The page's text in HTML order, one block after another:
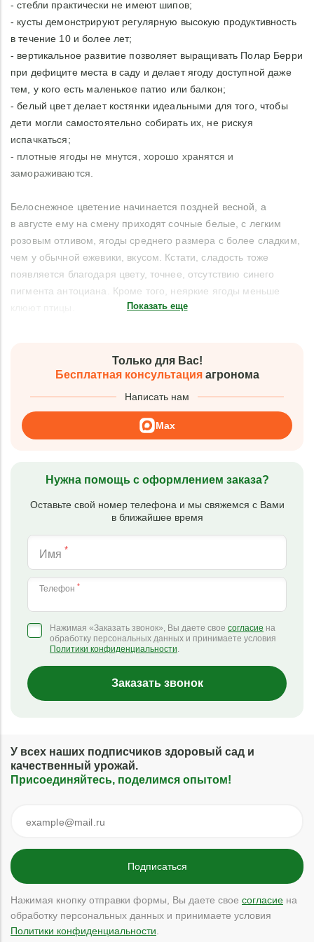
- стебли практически не имеют шипов;
- кусты демонстрируют регулярную высокую продуктивность
в течение 10 и более лет;
- вертикальное развитие позволяет выращивать Полар Берри
при дефиците места в саду и делает ягоду доступной даже
тем, у кого есть маленькое патио или балкон;
- белый цвет делает костянки идеальными для того, чтобы
дети могли самостоятельно собирать их, не рискуя
испачкаться;
- плотные ягоды не мнутся, хорошо хранятся и
замораживаются.
Белоснежное цветение начинается поздней весной, а
в августе ему на смену приходят сочные белые, с легким
розовым отливом, ягоды среднего размера с более сладким,
чем у обычной ежевики, вкусом. Кстати, сладость тоже
появляется благодаря цвету, точнее, отсутствию синего
пигмента антоциана. Кроме того, неяркие ягоды меньше
Показать еще
Только для Вас!
Бесплатная консультацияагронома
Написать нам
Max
Нужна помощь с оформлением заказа?
Оставьте свой номер телефона и мы свяжемся с Вами
в ближайшее время
Имя *
Телефон *
Нажимая «Заказать звонок», Вы даете свое согласие на
обработку персональных данных и принимаете условия
Политики конфиденциальности.
Заказать звонок
У всех наших подписчиков здоровый сад и
качественный урожай.
Присоединяйтесь, поделимся опытом!
Нажимая кнопку отправки формы, Вы даете свое согласие на
обработку персональных данных и принимаете условия
Политики конфиденциальности